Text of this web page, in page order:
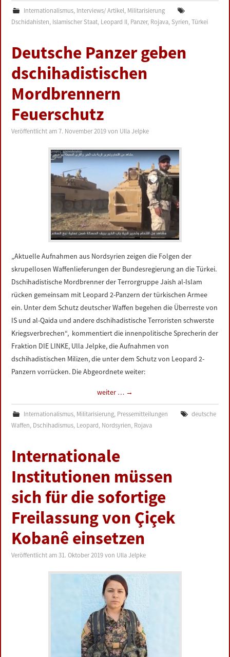
Internationalismus, Interviews/ Artikel, Militarisierung
Dschidahisten, Islamischer Staat, Leopard II, Panzer, Rojava, Syrien,Türkei
Deutsche Panzer geben
dschihadistischen
Mordbrennern
Feuerschutz
Veröffentlicht am7. November 2019 von Ulla Jelpke
„Aktuelle Aufnahmen aus Nordsyrien zeigen die Folgen der
skrupellosen Waffenlieferungen der Bundesregierung an die Türkei.
Dschihadistische Mordbrenner der Terrorgruppe Jaish al-Islam
rücken gemeinsam mit Leopard 2-Panzern der türkischen Armee
ein. Unter dem Schutz deutscher Waffen begehen die Überreste von
IS und al-Qaida und andere dschihadistische Terroristen schwerste
Kriegsverbrechen“, kommentiert die innenpolitische Sprecherin der
Fraktion DIE LINKE, Ulla Jelpke, die Aufnahmen von
dschihadistischen Milizen, die unter dem Schutz von Leopard 2-
Panzern vorrücken. Die Abgeordnete weiter:
weiter … →
Internationalismus, Militarisierung, Pressemitteilungen
deutsche
Waffen, Dschihadismus, Leopard, Nordsyrien, Rojava
Internationale
Institutionen müssen
sich für die sofortige
Freilassung von Çiçek
Kobanê einsetzen
Veröffentlicht am31. Oktober 2019 von Ulla Jelpke